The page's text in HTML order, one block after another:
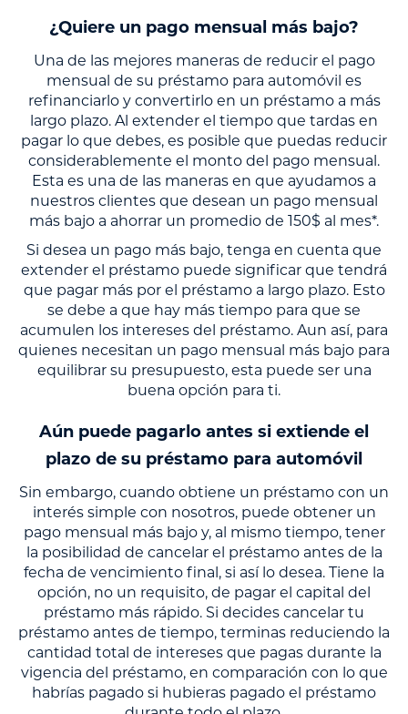
¿Quiere un pago mensual más bajo?
Una de las mejores maneras de reducir el pago
mensual de su préstamo para automóvil es
refinanciarlo y convertirlo en un préstamo a más
largo plazo. Al extender el tiempo que tardas en
pagar lo que debes, es posible que puedas reducir
considerablemente el monto del pago mensual.
Esta es una de las maneras en que ayudamos a
nuestros clientes que desean un pago mensual
más bajo a ahorrar un promedio de 150$ al mes*.
Si desea un pago más bajo, tenga en cuenta que
extender el préstamo puede significar que tendrá
que pagar más por el préstamo a largo plazo. Esto
se debe a que hay más tiempo para que se
acumulen los intereses del préstamo. Aun así, para
quienes necesitan un pago mensual más bajo para
equilibrar su presupuesto, esta puede ser una
buena opción para ti.
Aún puede pagarlo antes si extiende el
plazo de su préstamo para automóvil
Sin embargo, cuando obtiene un préstamo con un
interés simple con nosotros, puede obtener un
pago mensual más bajo y, al mismo tiempo, tener
la posibilidad de cancelar el préstamo antes de la
fecha de vencimiento final, si así lo desea. Tiene la
opción, no un requisito, de pagar el capital del
préstamo más rápido. Si decides cancelar tu
préstamo antes de tiempo, terminas reduciendo la
cantidad total de intereses que pagas durante la
vigencia del préstamo, en comparación con lo que
habrías pagado si hubieras pagado el préstamo